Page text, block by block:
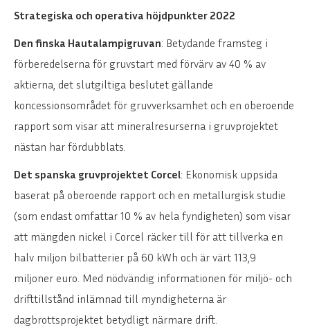
Strategiska och operativa höjdpunkter 2022
Den finska Hautalampigruvan: Betydande framsteg i
förberedelserna för gruvstart med förvärv av 40 % av
aktierna, det slutgiltiga beslutet gällande
koncessionsområdet för gruvverksamhet och en oberoende
rapport som visar att mineralresurserna i gruvprojektet
nästan har fördubblats.
Det spanska gruvprojektet Corcel: Ekonomisk uppsida
baserat på oberoende rapport och en metallurgisk studie
(som endast omfattar 10 % av hela fyndigheten) som visar
att mängden nickel i Corcel räcker till för att tillverka en
halv miljon bilbatterier på 60 kWh och är värt 113,9
miljoner euro. Med nödvändig informationen för miljö- och
drifttillstånd inlämnad till myndigheterna är
dagbrottsprojektet betydligt närmare drift.